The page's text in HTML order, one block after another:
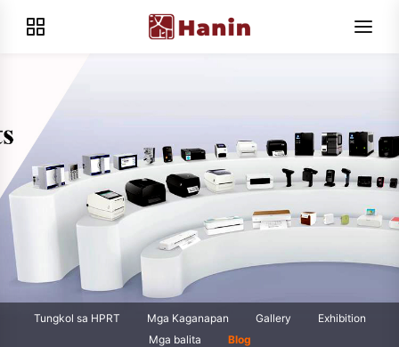
Tungkol sa HPRT Mga Kaganapan Gallery
Exhibition
Mga balita
Blog